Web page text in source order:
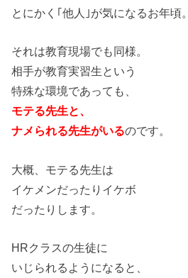
とにかく｢他人｣が気になるお年頃。
それは教育現場でも同様。
相手が教育実習生という
特殊な環境であっても、
モテる先生と、
ナメられる先生がいるのです。
大概、モテる先生は
イケメンだったりイケボ
だったりします。
HRクラスの生徒に
いじられるようになると、